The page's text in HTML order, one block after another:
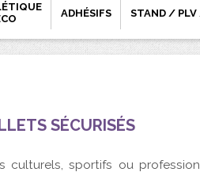
ADHÉSIFS STAND /